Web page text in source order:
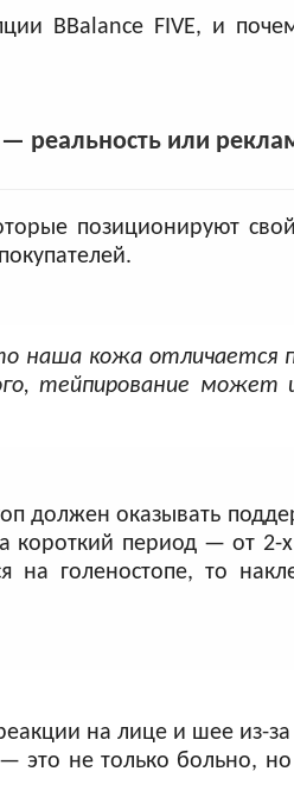
BBalance FIVE, и
реальность или
позиционируют
наша кожа отличается
тейпирование может
должен оказывать
короткий период — от 2-х
на голеностопе, то
на лице и шее из-
это не только больно,